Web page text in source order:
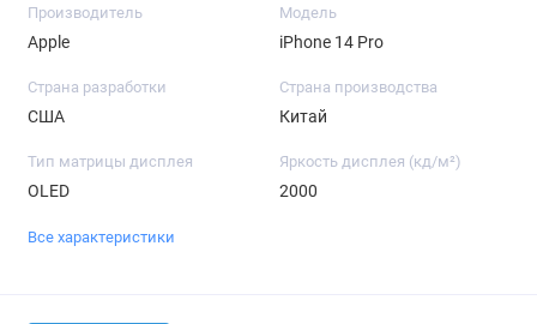
Производитель
Apple
Модель
iPhone 14 Pro
Страна разработки
США
Страна производства
Китай
Тип матрицы дисплея
OLED
Яркость дисплея (кд/ м²)
2000
Все характеристики